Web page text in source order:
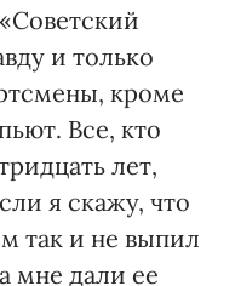
и только
кроме
Все, кто
лет,
я скажу, что
так и не выпил
мне дали ее